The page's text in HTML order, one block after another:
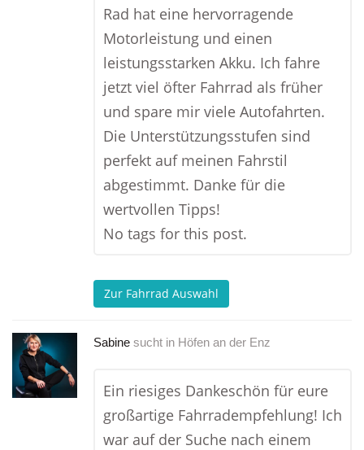
Rad hat eine hervorragende
Motorleistung und einen
leistungsstarken Akku. Ich fahre
jetzt viel öfter Fahrrad als früher
und spare mir viele Autofahrten.
Die Unterstützungsstufen sind
perfekt auf meinen Fahrstil
abgestimmt. Danke für die
wertvollen Tipps!
No tags for this post.
Zur Fahrrad Auswahl
Sabine sucht in Höfen an der Enz
Ein riesiges Dankeschön für eure
großartige Fahrradempfehlung! Ich
war auf der Suche nach einem